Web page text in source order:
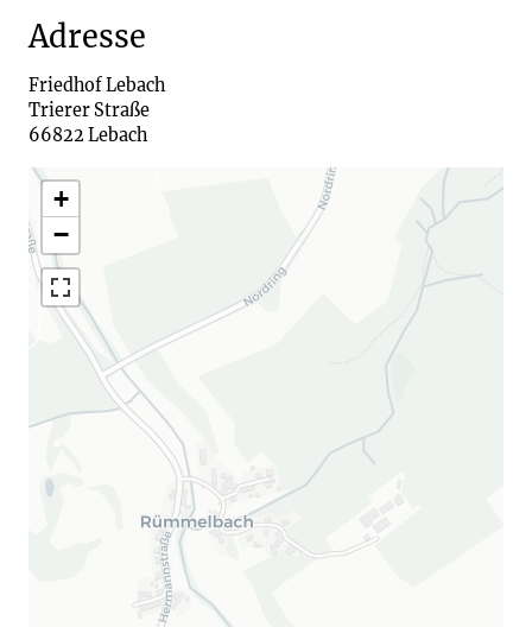
Adresse
Friedhof Lebach
Trierer Straße
66822 Lebach
+
−